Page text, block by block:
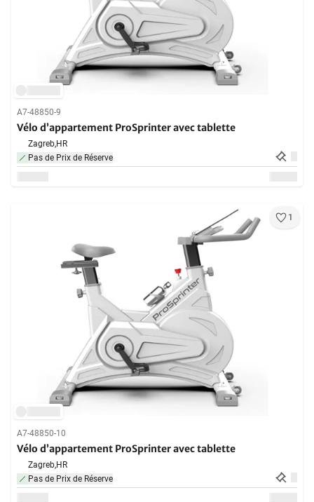
A7-48850-9
Vélo d’appartement ProSprinter avec tablette
Zagreb,HR
Pas de Prix de Réserve
1
A7-48850-10
Vélo d’appartement ProSprinter avec tablette
Zagreb,HR
Pas de Prix de Réserve